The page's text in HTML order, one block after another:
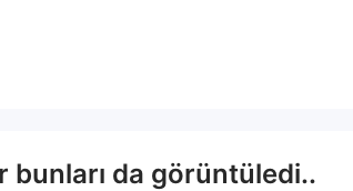
bunları da görüntüledi..